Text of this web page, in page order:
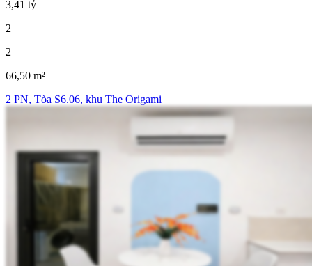
3,41 tỷ
2
2
66,50 m²
2 PN, Tòa S6.06, khu The Origami